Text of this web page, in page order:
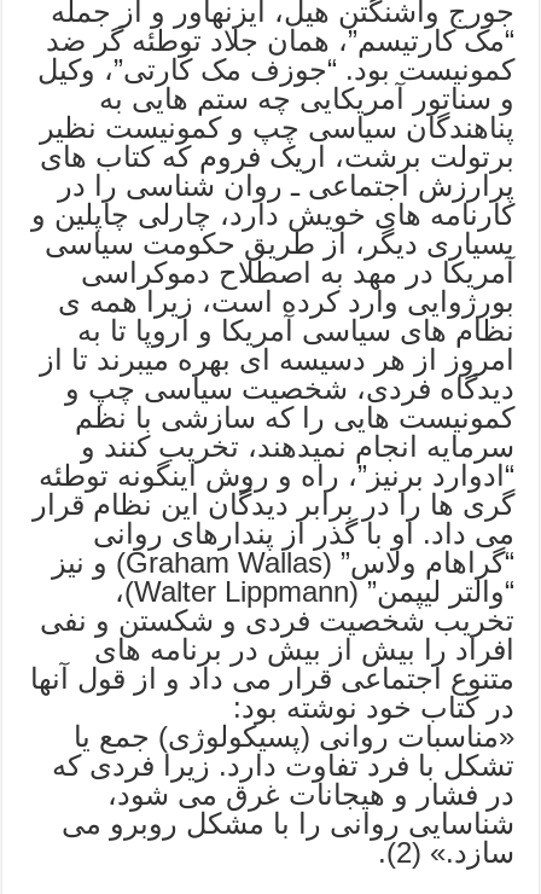
جورج واشنگتن هیل، آیزنهاور و از جمله
“مک کارتیسم”، همان جلاد توطئه گر ضد
کمونیست بود. “جوزف مک کارتی”، وکیل
و سناتور آمریکایی چه ستم هایی به
پناهندگان سیاسی چپ و کمونیست نظیر
برتولت برشت، اریک فروم که کتاب های
پرارزش اجتماعی ـ روان شناسی را در
کارنامه های خویش دارد، چارلی چاپلین و
بسیاری دیگر، از طریق حکومت سیاسی
آمریکا در مهد به اصطلاح دموکراسی
بورژوایی وارد کرده است، زیرا همه ی
نظام های سیاسی آمریکا و اروپا تا به
امروز از هر دسیسه ای بهره میبرند تا از
دیدگاه فردی، شخصیت سیاسی چپ و
کمونیست هایی را که سازشی با نظم
سرمایه انجام نمیدهند، تخریب کنند و
“ادوارد برنیز”، راه و روش اینگونه توطئه
گری ها را در برابر دیدگان این نظام قرار
می داد. او با گذر از پندارهای روانی
“گراهام ولاس” (Graham Wallas) و نیز
“والتر لیپمن” (Walter Lippmann)،
تخریب شخصیت فردی و شکستن و نفی
افراد را بیش از بیش در برنامه های
متنوع اجتماعی قرار می داد و از قول آنها
در کتاب خود نوشته بود:
«مناسبات روانی (پسیکولوژی) جمع یا
تشکل با فرد تفاوت دارد. زیرا فردی که
در فشار و هیجانات غرق می شود،
شناسایی روانی را با مشکل روبرو می
سازد.» (2).